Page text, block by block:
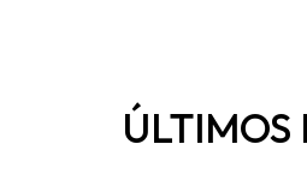
ÚLTIMOS